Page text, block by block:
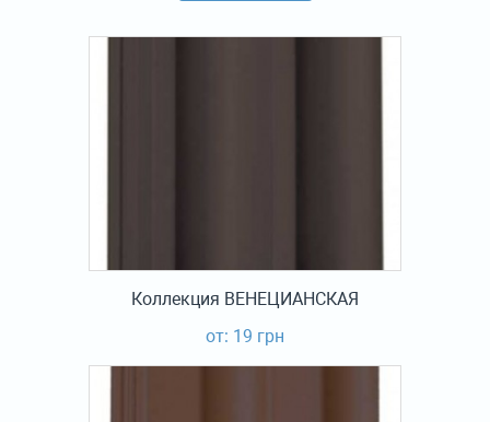
Коллекция ВЕНЕЦИАНСКАЯ
от: 19 грн